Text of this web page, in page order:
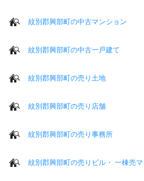
紋別郡興部町の中古マンション
紋別郡興部町の中古一戸建て
紋別郡興部町の売り土地
紋別郡興部町の売り店舗
紋別郡興部町の売り事務所
紋別郡興部町の売りビル・ 一棟売